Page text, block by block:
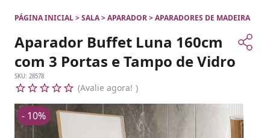
PÁGINA INICIAL>SALA>APARADOR>APARADORES DE MADEIRA
Aparador Buffet Luna 160cm
com 3 Portas e Tampo de Vidro
SKU: 28578
Avalie agora!
- 10%